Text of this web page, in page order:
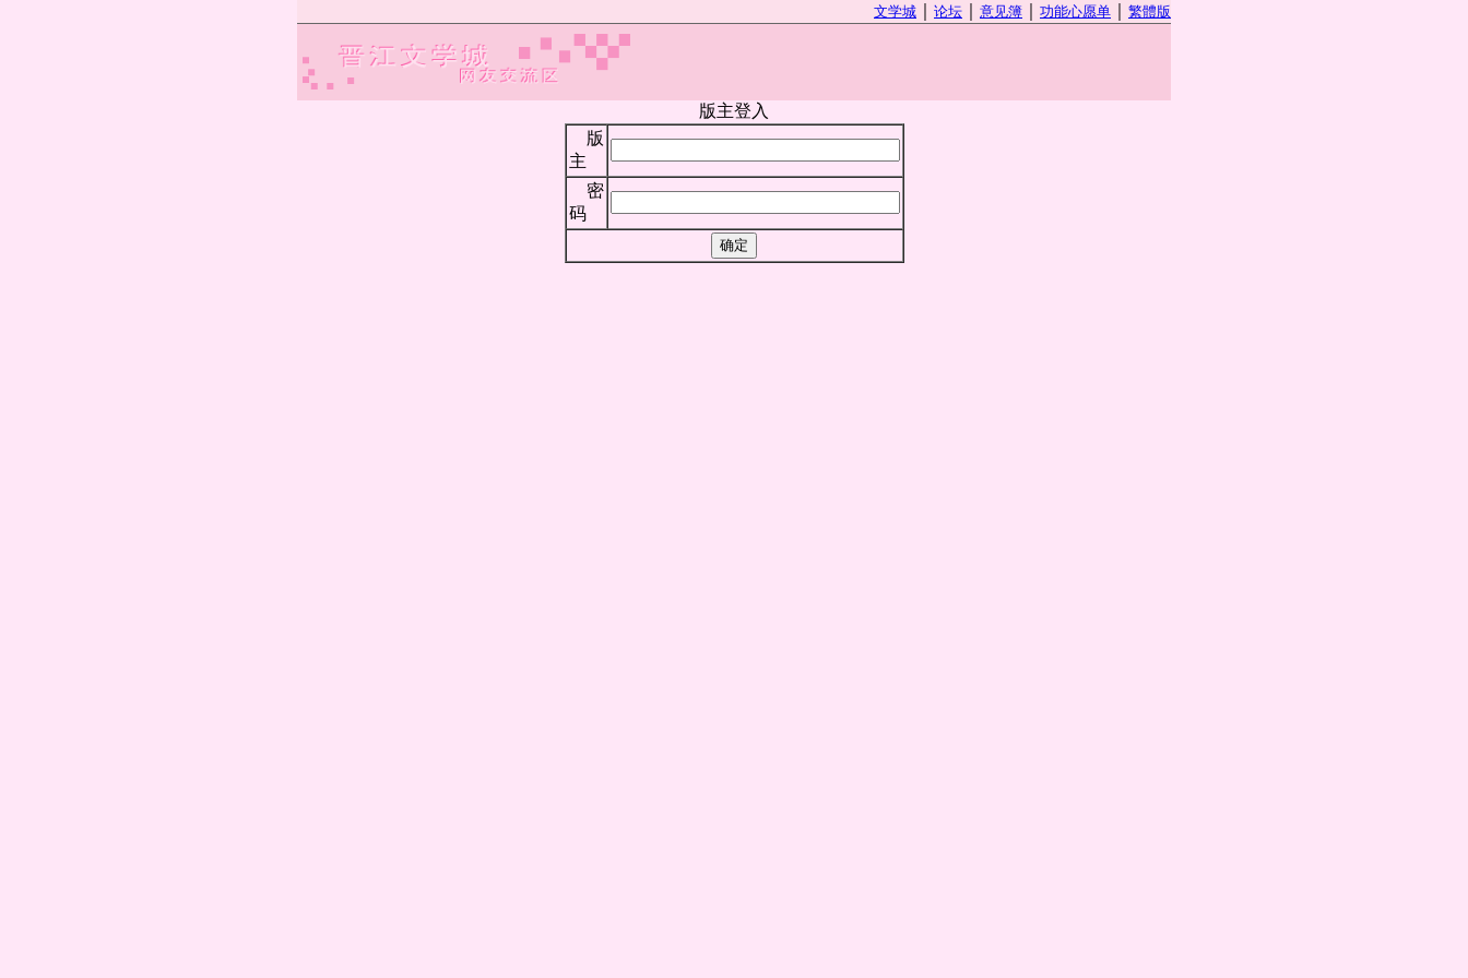
文学城 论坛 意见簿 功能心愿单 繁體版
版主登入
版
主
密
码